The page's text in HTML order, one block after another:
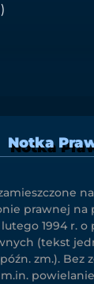
Notka
prawnej na
1994 r.
(tekst
zm.). Bez